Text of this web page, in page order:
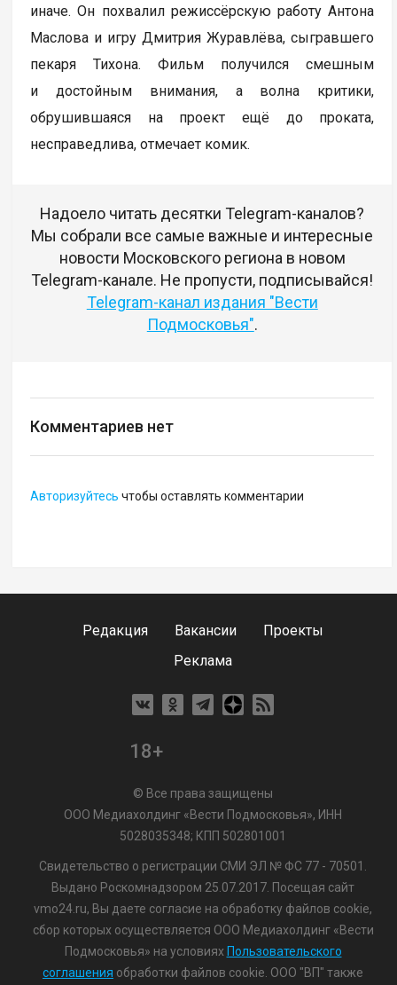
иначе. Он похвалил режиссёрскую работу Антона
Маслова и игру Дмитрия Журавлёва, сыгравшего
пекаря Тихона. Фильм получился смешным
и достойным внимания, а волна критики,
обрушившаяся на проект ещё до проката,
несправедлива, отмечает комик.
Надоело читать десятки Telegram-каналов?
Мы собрали все самые важные и интересные
новости Московского региона в новом
Telegram-канале. Не пропусти, подписывайся!
Telegram-канал издания "Вести
Подмосковья".
Комментариев нет
Авторизуйтесь чтобы оставлять комментарии
Редакция Вакансии
Проекты
Реклама
18+
© Все права защищены
ООО Медиахолдинг «Вести Подмосковья», ИНН
5028035348; КПП 502801001
Свидетельство о регистрации СМИ ЭЛ № ФС 77 - 70501.
Выдано Роскомнадзором 25.07.2017. Посещая сайт
vmo24.ru, Вы даете согласие на обработку файлов cookie,
сбор которых осуществляется ООО Медиахолдинг «Вести
Подмосковья» на условиях Пользовательского
соглашения обработки файлов cookie. ООО "ВП" также